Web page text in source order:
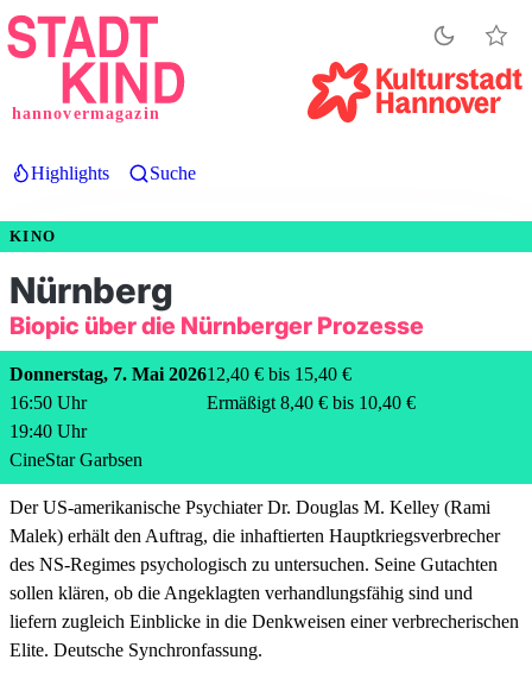
Direkt
zum
hannovermagazin
Highlights Suche
KINO
Nürnberg
Biopic über die Nürnberger Prozesse
Donnerstag, 7. Mai 2026
16:50 Uhr
19:40 Uhr
CineStar Garbsen
12,40 € bis 15,40 €
Ermäßigt 8,40 € bis 10,40 €
Der US‑amerikanische Psychiater Dr. Douglas M. Kelley (Rami
Malek) erhält den Auftrag, die inhaftierten Hauptkriegsverbrecher
des NS-Regimes psychologisch zu untersuchen. Seine Gutachten
sollen klären, ob die Angeklagten verhandlungsfähig sind und
liefern zugleich Einblicke in die Denkweisen einer verbrecherischen
Elite. Deutsche Synchronfassung.